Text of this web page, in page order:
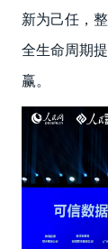
新为己任，
全生命周期
赢。